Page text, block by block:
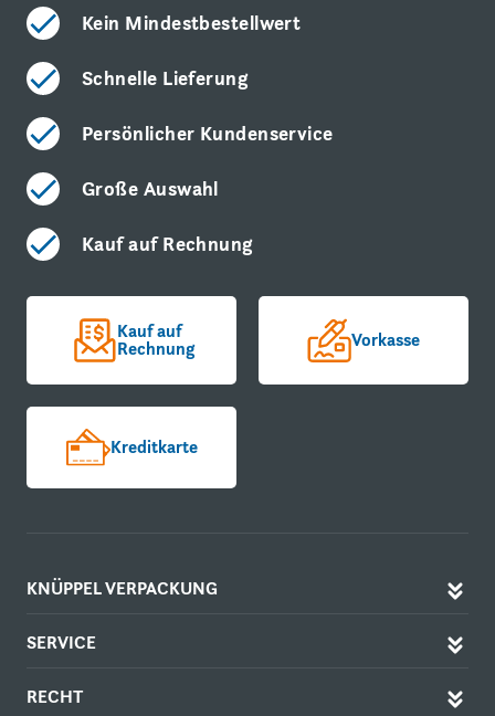
Kein Mindestbestellwert
Schnelle Lieferung
Persönlicher Kundenservice
Große Auswahl
Kauf auf Rechnung
Kauf auf
Rechnung Vorkasse
Kreditkarte
KNÜPPEL VERPACKUNG
SERVICE
RECHT